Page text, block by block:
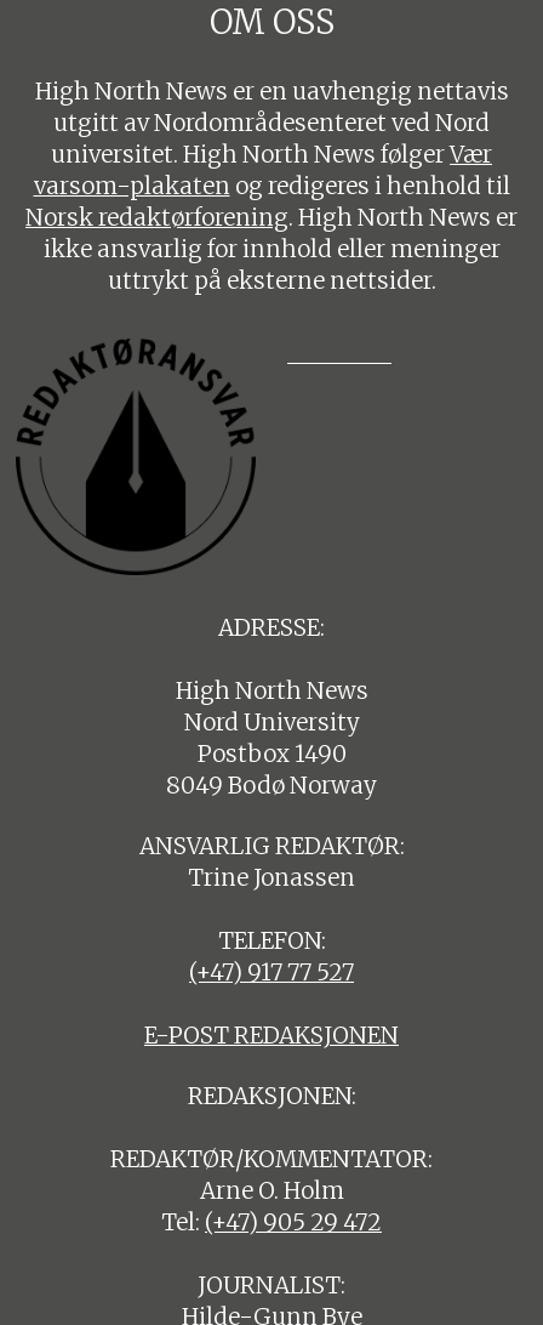
OM OSS
High North News er en uavhengig nettavis
utgitt av Nordområdesenteret ved Nord
universitet. High North News følgerVær
varsom-plakaten og redigeres i henhold til
Norsk redaktørforening. High North News er
ikke ansvarlig for innhold eller meninger
uttrykt på eksterne nettsider.
ADRESSE:
High North News
Nord University
Postbox 1490
8049 Bodø Norway
ANSVARLIG REDAKTØR:
Trine Jonassen
TELEFON:
(+47) 917 77 527
E-POST REDAKSJONEN
REDAKSJONEN:
REDAKTØR/KOMMENTATOR:
Arne O. Holm
Tel: (+47) 905 29 472
JOURNALIST:
Hilde-Gunn Bye